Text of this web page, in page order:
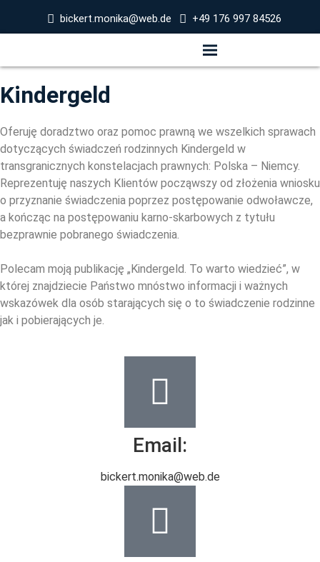
bickert.monika@web.de +49 176 997 84526
Kindergeld
Oferuję doradztwo oraz pomoc prawną we wszelkich sprawach
dotyczących świadczeń rodzinnych Kindergeld w
transgranicznych konstelacjach prawnych: Polska – Niemcy.
Reprezentuję naszych Klientów począwszy od złożenia wniosku
o przyznanie świadczenia poprzez postępowanie odwoławcze,
a kończąc na postępowaniu karno-skarbowych z tytułu
bezprawnie pobranego świadczenia.
Polecam moją publikację „Kindergeld. To warto wiedzieć”, w
której znajdziecie Państwo mnóstwo informacji i ważnych
wskazówek dla osób starających się o to świadczenie rodzinne
jak i pobierających je.
Email:
bickert.monika@web.de